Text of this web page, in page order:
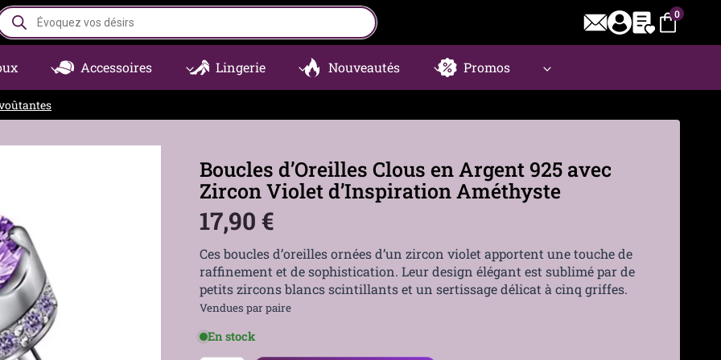
0
Accessoires Lingerie Nouveautés Promos
Boucles d’Oreilles Clous en Argent 925 avec
Zircon Violet d’Inspiration Améthyste
17,90 €
Ces boucles d’oreilles ornées d’un zircon violet apportent une touche de
raffinement et de sophistication. Leur design élégant est sublimé par de
petits zircons blancs scintillants et un sertissage délicat à cinq griffes.
Vendues par paire
En stock